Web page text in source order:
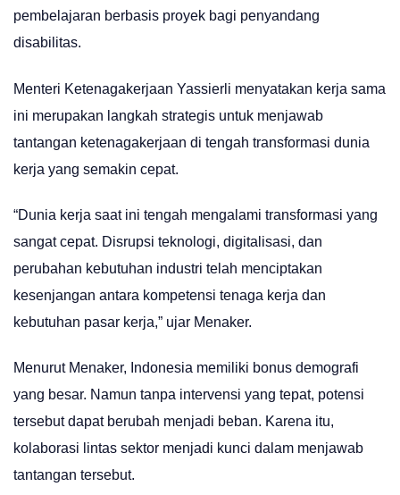
pembelajaran berbasis proyek bagi penyandang
disabilitas.
Menteri Ketenagakerjaan Yassierli menyatakan kerja sama
ini merupakan langkah strategis untuk menjawab
tantangan ketenagakerjaan di tengah transformasi dunia
kerja yang semakin cepat.
“Dunia kerja saat ini tengah mengalami transformasi yang
sangat cepat. Disrupsi teknologi, digitalisasi, dan
perubahan kebutuhan industri telah menciptakan
kesenjangan antara kompetensi tenaga kerja dan
kebutuhan pasar kerja,” ujar Menaker.
Menurut Menaker, Indonesia memiliki bonus demografi
yang besar. Namun tanpa intervensi yang tepat, potensi
tersebut dapat berubah menjadi beban. Karena itu,
kolaborasi lintas sektor menjadi kunci dalam menjawab
tantangan tersebut.